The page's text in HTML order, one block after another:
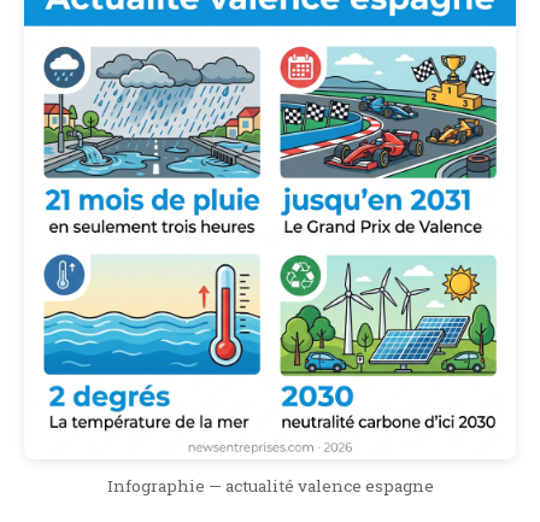
Infographie — actualité valence espagne